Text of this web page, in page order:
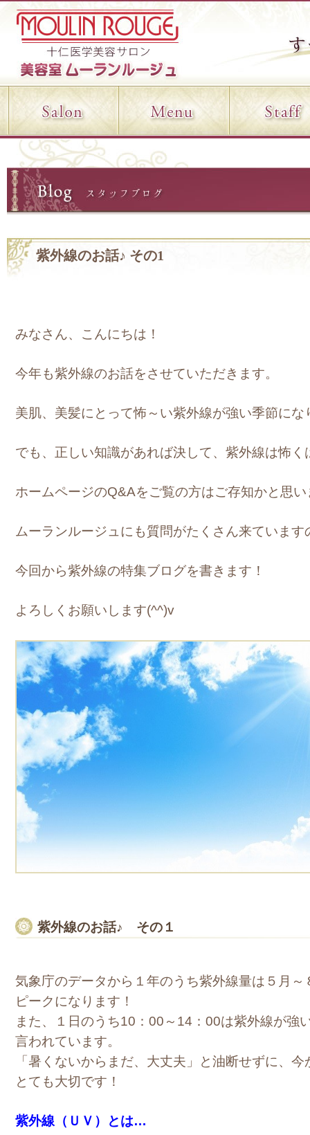
紫外線のお話♪ その1
みなさん、こんにちは！
今年も紫外線のお話をさせていただきます。
美肌、美髪にとって怖～い紫外線が強い季節にな
でも、正しい知識があれば決して、紫外線は怖く
ホームページのQ&Aをご覧の方はご存知かと思
ムーランルージュにも質問がたくさん来ています
今回から紫外線の特集ブログを書きます！
よろしくお願いします(^^)v
紫外線のお話♪ その１
気象庁のデータから１年のうち紫外線量は５月～
ピークになります！
また、１日のうち10：00～14：00は紫外線が強
言われています。
「暑くないからまだ、大丈夫」と油断せずに、
とても大切です！
紫外線（ＵＶ）とは…